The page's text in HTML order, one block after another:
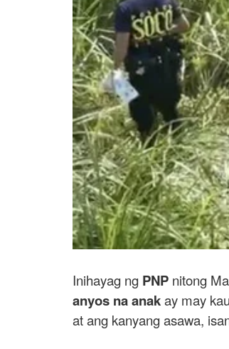
Inihayag ng PNP nitong
anyos na anakay may
at ang kanyang asawa,